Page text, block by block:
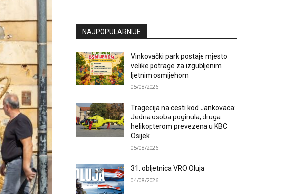
NAJPOPULARNIJE
Vinkovački park postaje mjesto
velike potrage za izgubljenim
ljetnim osmijehom
05/08/2026
Tragedija na cesti kod Jankovaca:
Jedna osoba poginula, druga
helikopterom prevezena u KBC
Osijek
05/08/2026
31. obljetnica VRO Oluja
04/08/2026